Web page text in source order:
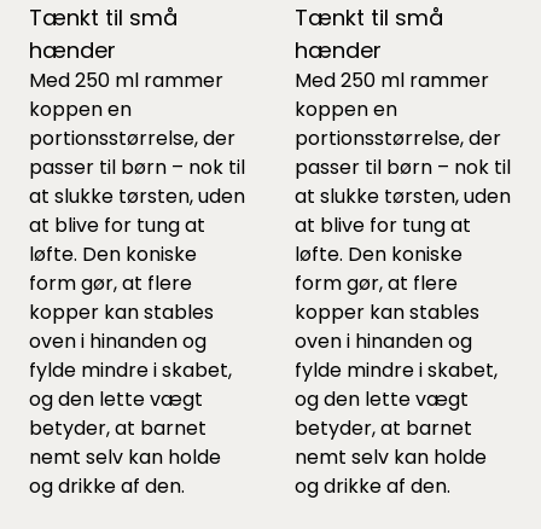
Tænkt til små
hænder
Med 250 ml rammer
koppen en
portionsstørrelse, der
passer til børn – nok til
at slukke tørsten, uden
at blive for tung at
løfte. Den koniske
form gør, at flere
kopper kan stables
oven i hinanden og
fylde mindre i skabet,
og den lette vægt
betyder, at barnet
nemt selv kan holde
og drikke af den.
Tænkt til små
hænder
Med 250 ml rammer
koppen en
portionsstørrelse, der
passer til børn – nok til
at slukke tørsten, uden
at blive for tung at
løfte. Den koniske
form gør, at flere
kopper kan stables
oven i hinanden og
fylde mindre i skabet,
og den lette vægt
betyder, at barnet
nemt selv kan holde
og drikke af den.